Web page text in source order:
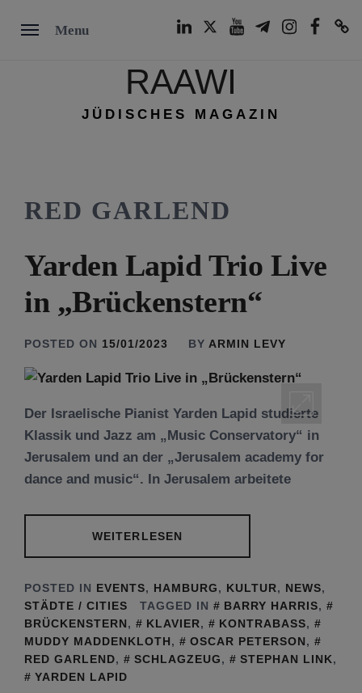
Menu
RAAWI
JÜDISCHES MAGAZIN
RED GARLEND
Yarden Lapid Trio Live
in „Brückenstern“
POSTED ON 15/01/2023 BY ARMIN LEVY
Der Israelische Pianist Yarden Lapid studierte
Klassik und Jazz am „Music Conservatory“ in
Jerusalem und an der „Jerusalem academy for
dance and music“. In Jerusalem arbeitete
WEITERLESEN
POSTED IN EVENTS, HAMBURG, KULTUR, NEWS,
STÄDTE / CITIES
TAGGED IN BARRY HARRIS,
BRÜCKENSTERN, KLAVIER, KONTRABASS,
MUDDY MADDENKLOTH, OSCAR PETERSON,
RED GARLEND, SCHLAGZEUG, STEPHAN LINK,
YARDEN LAPID